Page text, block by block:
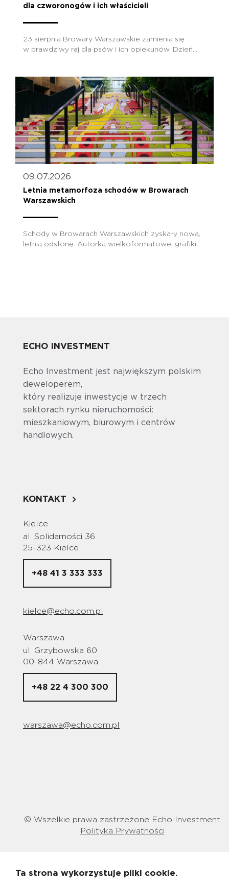
dla czworonogów i ich właścicieli
23 sierpnia Browary Warszawskie zamienią się
w prawdziwy raj dla psów i ich opiekunów. Dzień...
09.07.2026
Letnia metamorfoza schodów w Browarach
Warszawskich
Schody w Browarach Warszawskich zyskały nową,
letnią odsłonę. Autorką wielkoformatowej grafiki...
ECHO INVESTMENT
Echo Investment jest największym polskim
deweloperem,
który realizuje inwestycje w trzech
sektorach rynku nieruchomości:
mieszkaniowym, biurowym i centrów
handlowych.
KONTAKT
Kielce
al. Solidarności 36
25-323 Kielce
+48 41 3 333 333
kielce@echo.com.pl
Warszawa
ul. Grzybowska 60
00-844 Warszawa
+48 22 4 300 300
warszawa@echo.com.pl
© Wszelkie prawa zastrzeżone Echo Investment
Polityka Prywatności
Ta strona wykorzystuje pliki cookie.